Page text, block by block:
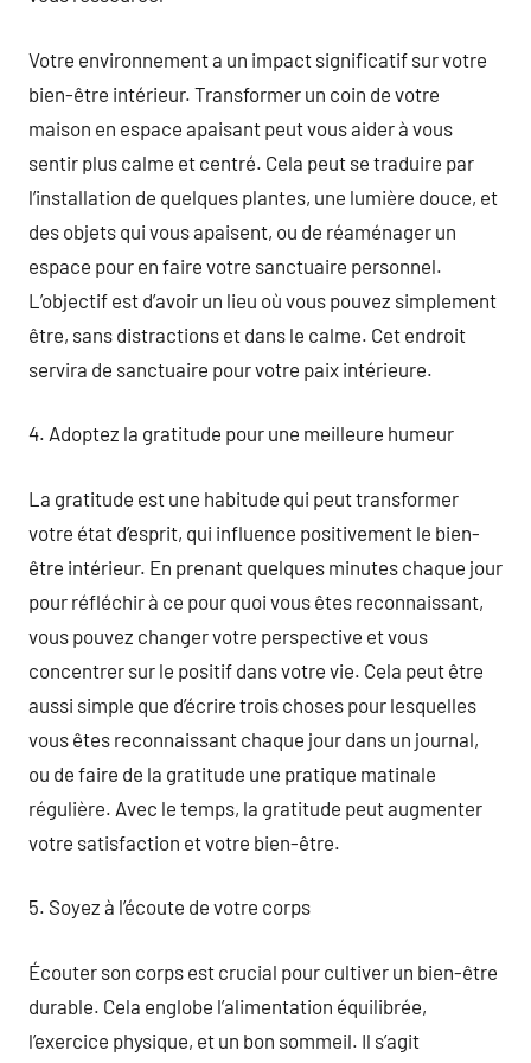
Votre environnement a un impact significatif sur votre
bien-être intérieur. Transformer un coin de votre
maison en espace apaisant peut vous aider à vous
sentir plus calme et centré. Cela peut se traduire par
l’installation de quelques plantes, une lumière douce, et
des objets qui vous apaisent, ou de réaménager un
espace pour en faire votre sanctuaire personnel.
L’objectif est d’avoir un lieu où vous pouvez simplement
être, sans distractions et dans le calme. Cet endroit
servira de sanctuaire pour votre paix intérieure.
4. Adoptez la gratitude pour une meilleure humeur
La gratitude est une habitude qui peut transformer
votre état d’esprit, qui influence positivement le bien-
être intérieur. En prenant quelques minutes chaque jour
pour réfléchir à ce pour quoi vous êtes reconnaissant,
vous pouvez changer votre perspective et vous
concentrer sur le positif dans votre vie. Cela peut être
aussi simple que d’écrire trois choses pour lesquelles
vous êtes reconnaissant chaque jour dans un journal,
ou de faire de la gratitude une pratique matinale
régulière. Avec le temps, la gratitude peut augmenter
votre satisfaction et votre bien-être.
5. Soyez à l’écoute de votre corps
Écouter son corps est crucial pour cultiver un bien-être
durable. Cela englobe l’alimentation équilibrée,
l’exercice physique, et un bon sommeil. Il s’agit